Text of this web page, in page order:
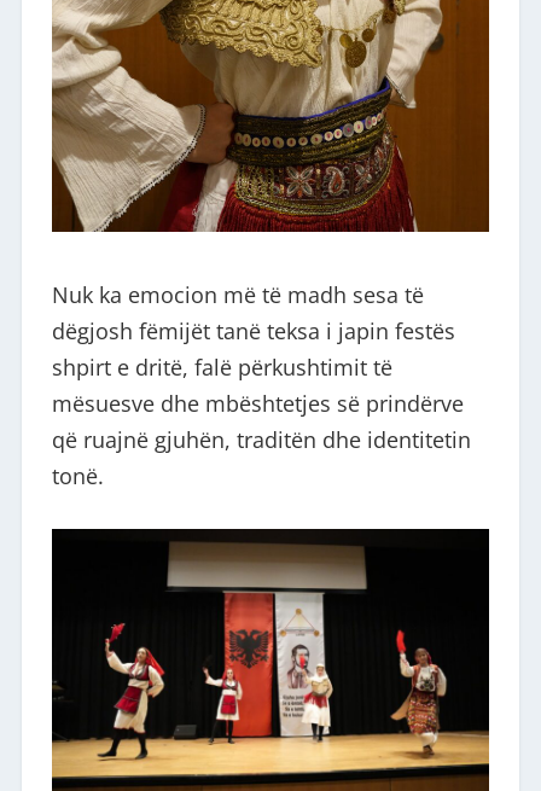
Nuk ka emocion më të madh sesa të
dëgjosh fëmijët tanë teksa i japin festës
shpirt e dritë, falë përkushtimit të
mësuesve dhe mbështetjes së prindërve
që ruajnë gjuhën, traditën dhe identitetin
tonë.